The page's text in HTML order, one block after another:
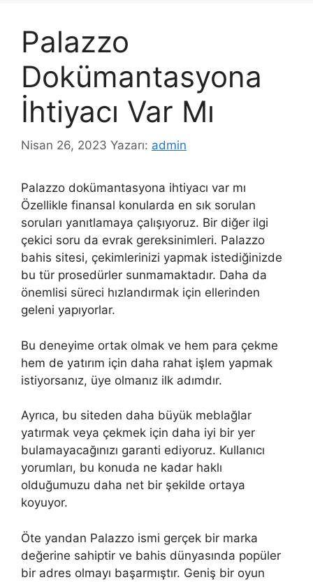
Palazzo
Dokümantasyona
İhtiyacı Var Mı
Nisan 26, 2023 Yazarı: admin
Palazzo dokümantasyona ihtiyacı var mı
Özellikle finansal konularda en sık sorulan
soruları yanıtlamaya çalışıyoruz. Bir diğer ilgi
çekici soru da evrak gereksinimleri. Palazzo
bahis sitesi, çekimlerinizi yapmak istediğinizde
bu tür prosedürler sunmamaktadır. Daha da
önemlisi süreci hızlandırmak için ellerinden
geleni yapıyorlar.
Bu deneyime ortak olmak ve hem para çekme
hem de yatırım için daha rahat işlem yapmak
istiyorsanız, üye olmanız ilk adımdır.
Ayrıca, bu siteden daha büyük meblağlar
yatırmak veya çekmek için daha iyi bir yer
bulamayacağınızı garanti ediyoruz. Kullanıcı
yorumları, bu konuda ne kadar haklı
olduğumuzu daha net bir şekilde ortaya
koyuyor.
Öte yandan Palazzo ismi gerçek bir marka
değerine sahiptir ve bahis dünyasında popüler
bir adres olmayı başarmıştır. Geniş bir oyun